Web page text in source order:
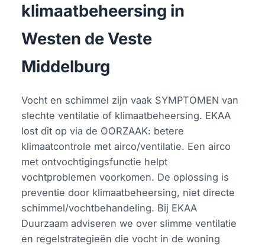
klimaatbeheersing in
Westen de Veste
Middelburg
Vocht en schimmel zijn vaak SYMPTOMEN van
slechte ventilatie of klimaatbeheersing. EKAA
lost dit op via de OORZAAK: betere
klimaatcontrole met airco/ventilatie. Een airco
met ontvochtigingsfunctie helpt
vochtproblemen voorkomen. De oplossing is
preventie door klimaatbeheersing, niet directe
schimmel/vochtbehandeling. Bij EKAA
Duurzaam adviseren we over slimme ventilatie
en regelstrategieën die vocht in de woning